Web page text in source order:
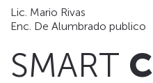
Lic. Mario Rivas
Enc. De Alumbrado publico
SMART